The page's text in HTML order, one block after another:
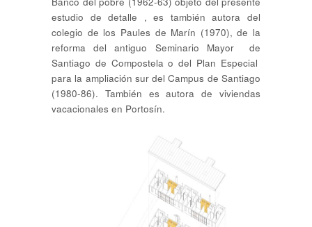
estudio de detalle , es también autora del
colegio de los Paules de Marín (1970), de la
reforma del antiguo Seminario Mayor de
Santiago de Compostela o del Plan Especial
para la ampliación sur del Campus de Santiago
(1980-86). También es autora de viviendas
vacacionales en Portosín.